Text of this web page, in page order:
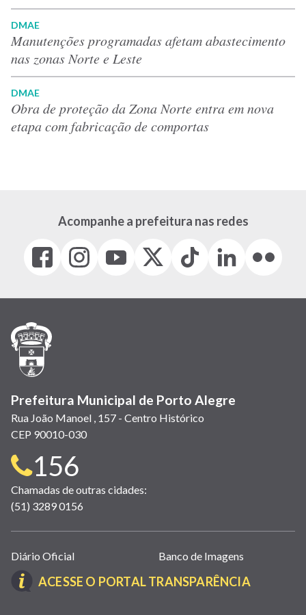
DMAE
Manutenções programadas afetam abastecimento
nas zonas Norte e Leste
DMAE
Obra de proteção da Zona Norte entra em nova
etapa com fabricação de comportas
Acompanhe a prefeitura nas redes
Facebook
(link
em
janela)
Instagram
(link
em
(link
em
(Antigo
(link
Tiktok
(link
em
LinkedIn
(link
em
(link
em
Prefeitura Municipal de Porto Alegre
Rua João Manoel , 157 - Centro Histórico
CEP 90010-030
Telefone
para
contato:
156
Chamadas de outras cidades:
(51) 3289 0156
Links
úteis
(abrem
Diário Oficial Banco de Imagens
ACESSE O PORTAL TRANSPARÊNCIA(LINK